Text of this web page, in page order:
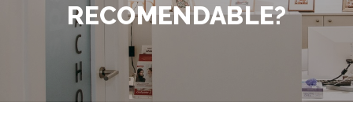
RECOMENDABLE?